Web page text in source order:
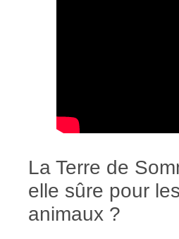
La Terre de
elle sûre pour
animaux ?